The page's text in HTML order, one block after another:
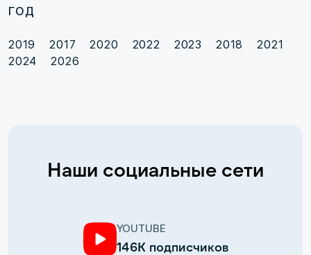
ГОД
2019 2017 2020 2022 2023 2018
2021
2024
2026
Наши социальные сети
YOUTUBE
146К подписчиков